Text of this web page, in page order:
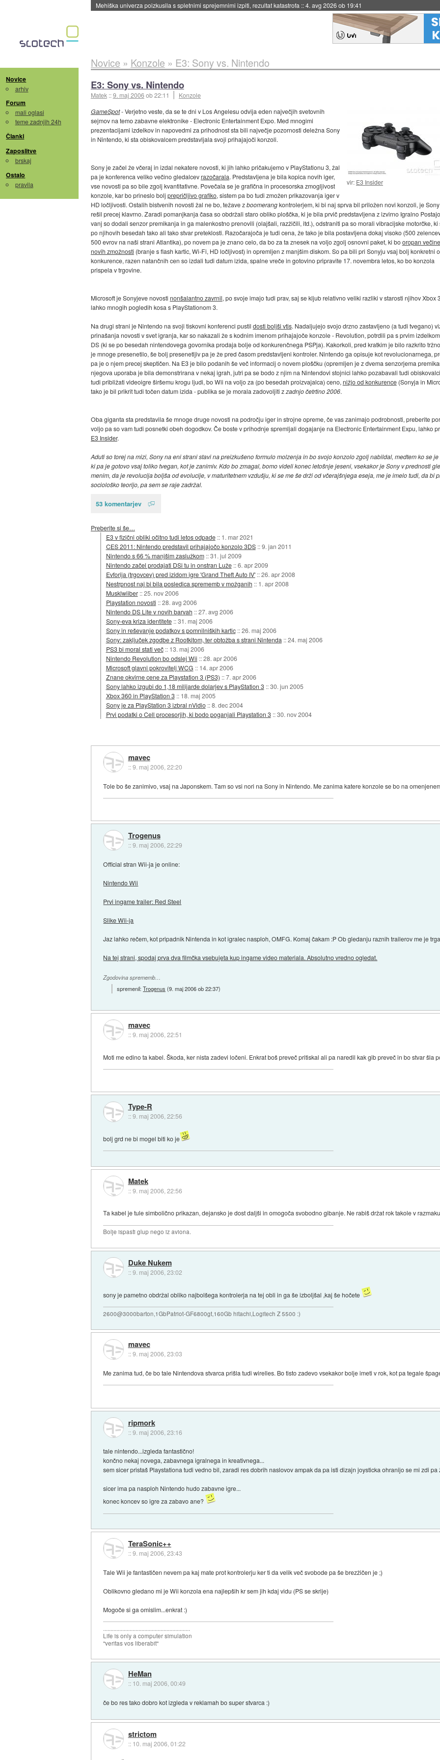
Evropska vesoljska agencija razvija svojo raketo za večkratno uporabo::4. avg 2026 ob 19:41
Novice
arhiv
Forum
mali oglasi
teme zadnjih 24h
Članki
Zaposlitve
brskaj
Ostalo
pravila
Novice » Konzole » E3: Sony vs. Nintendo
E3: Sony vs. Nintendo
Matek ::9. maj 2006ob 22:11 Konzole
vir: E3 Insider
GameSpot- Verjetno veste, da se te dni v Los Angelesu odvija eden največjih svetovnih
sejmov na temo zabavne elektronike - Electronic Entertainment Expo. Med mnogimi
prezentacijami izdelkov in napovedmi za prihodnost sta bili največje pozornosti deležna Sony
in Nintendo, ki sta obiskovalcem predstavljala svoji prihajajoči konzoli.
Sony je začel že včeraj in izdal nekatere novosti, ki jih lahko pričakujemo v PlayStationu 3, žal
pa je konferenca veliko večino gledalcevrazočarala. Predstavljena je bila kopica novih iger,
vse novosti pa so bile zgolj kvantitativne. Povečala se je grafična in procesorska zmogljivost
konzole, kar bo prineslo bolj prepričljivo grafiko, sistem pa bo tudi zmožen prikazovanja iger v
HD ločljivosti. Ostalih bistvenih novosti žal ne bo, težave zboomerangkontrolerjem, ki bi naj sprva bil priložen novi konzoli, je Sony
rešil precej klavrno. Zaradi pomanjkanja časa so obdržali staro obliko ploščka, ki je bila prvič predstavljena z izvirno Igralno
vanj so dodali senzor premikanja in ga malenkostno prenovili (olajšali, razžičili, itd.), odstraniti pa so morali vibracijske motorčke, ki
po njihovih besedah tako ali tako stvar preteklosti. Razočarajoča je tudi cena, že tako je bila postavljena dokaj visoko (500
500 evrov na naši strani Atlantika), po novem pa je znano celo, da bo za ta znesek na voljo zgolj osnovni paket, ki booropan večine
novih zmožnosti (branje s flash kartic, Wi-Fi, HD ločljivost) in opremljen z manjšim diskom. So pa bili pri Sonyju vsaj bolj konkretni
konkurence, razen natančnih cen so izdali tudi datum izida, spalne vreče in gotovino pripravite 17. novembra letos, ko bo konzola
prispela v trgovine.
Microsoft je Sonyjeve novosti nonšalantno zavrnil, po svoje imajo tudi prav, saj se kljub relativno veliki razliki v starosti njihov Xbox
lahko mnogih pogledih kosa s PlayStationom 3.
Na drugi strani je Nintendo na svoji tiskovni konferenci pustil dosti boljši vtis. Nadaljujejo svojo drzno zastavljeno (a tudi tvegano)
prinašanja novosti v svet igranja, kar so nakazali že s kodnim imenom prihajajoče konzole - Revolution, potrdili pa s prvim
DS (ki se po besedah nintendovega govornika prodaja bolje od konkurenčnega PSPja). Kakorkoli, pred kratkim je bilo razkrito
je mnoge presenetilo, še bolj presenetljiv pa je že pred časom predstavljeni kontroler. Nintendo ga opisuje kot revolucionarnega,
pa je o njem precej skeptičen. Na E3 je bilo podanih še več informacij o novem ploščku (opremljen je z dvema senzorjema
njegova uporaba je bila demonstrirana v nekaj igrah, jutri pa se bodo z njim na Nintendovi stojnici lahko pozabavali tudi
tudi približati videoigre širšemu krogu ljudi, bo Wii na voljo za (po besedah proizvajalca) ceno, nižjo od konkurence(Sonyja in
tako je bil prikrit tudi točen datum izida - publika se je morala zadovoljiti zzadnjo četrtino 2006.
Oba giganta sta predstavila še mnoge druge novosti na področju iger in strojne opreme, če vas zanimajo podrobnosti, preberite
voljo pa so vam tudi posnetki obeh dogodkov. Če boste v prihodnje spremljali dogajanje na Electronic Entertainment Expu, lahko
E3 Insider.
Aduti so torej na mizi, Sony na eni strani stavi na preizkušeno formulo molzenja in bo svojo konzolo zgolj nabildal, medtem ko se
ki pa je gotovo vsaj toliko tvegan, kot je zanimiv. Kdo bo zmagal, bomo videli konec letošnje jeseni, vsekakor je Sony v prednosti
menim, da je revolucija boljša od evolucije, v maturitetnem vzdušju, ki se me še drži od včerajšnjega eseja, me je imelo tudi, da bi
sociološko teorijo, pa sem se raje zadržal.
53 komentarjev
Preberite si še…
E3 v fizični obliki očitno tudi letos odpade :: 1. mar 2021
CES 2011: Nintendo predstavil prihajajočo konzolo 3DS ::9. jan 2011
Nintendo s 66 % manjšim zaslužkom ::31. jul 2009
Nintendo začel prodajati DSi tu in onstran Luže ::6. apr 2009
Evforija (trgovcev) pred izidom igre 'Grand Theft Auto IV' ::26. apr 2008
Nestrpnost naj bi bila posledica sprememb v možganih :: 1. apr 2008
Musklwiiber ::25. nov 2006
Playstation novosti ::28. avg 2006
Nintendo DS Lite v novih barvah ::27. avg 2006
Sony-eva kriza identitete ::31. maj 2006
Sony in reševanje podatkov s pomnilniških kartic ::26. maj 2006
Sony: zaključek zgodbe z Rootkitom, ter obtožba s strani Nintenda ::24. maj 2006
PS3 bi moral stati več :: 13. maj 2006
Nintendo Revolution bo odslej Wii ::28. apr 2006
Microsoft glavni pokrovitelj WCG :: 14. apr 2006
Znane okvirne cene za Playstation 3 (PS3) ::7. apr 2006
Sony lahko izgubi do 1,18 milijarde dolarjev s PlayStation 3 ::30. jun 2005
Xbox 360 in PlayStation 3 :: 18. maj 2005
Sony je za PlayStation 3 izbral nVidio ::8. dec 2004
Prvi podatki o Cell procesorjih, ki bodo poganjali Playstation 3 ::30. nov 2004
mavec
::9. maj 2006, 22:20
Tole bo še zanimivo, vsaj na Japonskem. Tam so vsi nori na Sony in Nintendo. Me zanima katere konzole se bo na
Trogenus
::9. maj 2006, 22:29
Official stran Wii-ja je online:
Nintendo Wii
Prvi ingame trailer: Red Steel
Slike Wii-ja
Jaz lahko rečem, kot pripadnik Nintenda in kot igralec nasploh, OMFG. Komaj čakam :P Ob gledanju raznih trailerov me je
Na tej strani, spodaj prva dva filmčka vsebujeta kup ingame video materiala. Absolutno vredno ogledat.
Zgodovina sprememb…
spremenil:Trogenus (9. maj 2006 ob 22:37)
mavec
::9. maj 2006, 22:51
Moti me edino ta kabel. Škoda, ker nista zadevi ločeni. Enkrat boš preveč pritiskal ali pa naredil kak gib preveč in bo stvar šla
Type-R
::9. maj 2006, 22:56
bolj grd ne bi mogel biti ko je
Matek
::9. maj 2006, 22:56
Ta kabel je tule simbolično prikazan, dejansko je dost daljši in omogoča svobodno gibanje. Ne rabiš držat rok takole v
Bolje ispasti glup nego iz aviona.
Duke Nukem
::9. maj 2006, 23:02
sony je pametno obdržal obliko najbolšega kontrolerja na tej obli in ga še izboljšal ,kaj še hočete
2600@3000barton,1GbPatriot-GF6800gt,160Gb hitachi,Logitech Z 5500 :)
mavec
::9. maj 2006, 23:03
Me zanima tud, če bo tale Nintendova stvarca prišla tudi wirelles. Bo tisto zadevo vsekakor bolje imeti v rok, kot pa tegale
ripmork
::9. maj 2006, 23:16
tale nintendo...izgleda fantastično!
končno nekaj novega, zabavnega igralnega in kreativnega...
sem sicer pristaš Playstationa tudi vedno bil, zaradi res dobrih naslovov ampak da pa isti dizajn joysticka ohranijo se mi zdi pa
sicer ima pa nasploh Nintendo hudo zabavne igre...
konec koncev so igre za zabavo ane?
TeraSonic++
::9. maj 2006, 23:43
Tale Wii je fantastičen nevem pa kaj mate prot kontrolerju ker ti da velik več svobode pa še brezžičen je ;)
Oblikovno gledano mi je Wii konzola ena najlepših kr sem jih kdaj vidu (PS se skrije)
Mogoče si ga omislim...enkrat :)
...........................................................
Life is only a computer simulation
"veritas vos liberabit"
HeMan
:: 10. maj 2006, 00:49
če bo res tako dobro kot izgleda v reklamah bo super stvarca :)
strictom
:: 10. maj 2006, 01:22